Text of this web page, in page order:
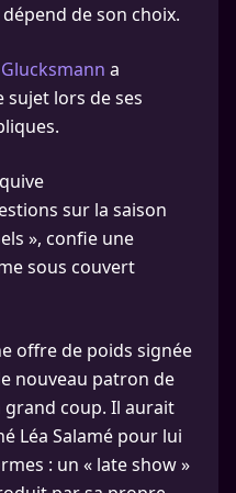
de son choix.
a
sujet lors de ses
sur la saison
», confie une
sous couvert
offre de poids signée
nouveau patron de
coup. Il aurait
Léa Salamé pour lui
: un « late show »